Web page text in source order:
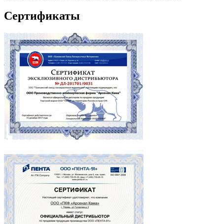
Сертификаты